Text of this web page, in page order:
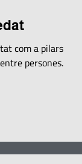
com a pilars
persones.